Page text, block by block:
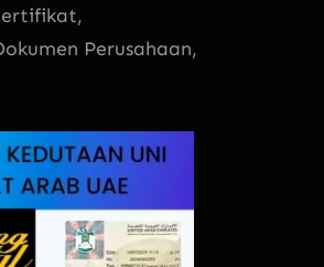
Perusahaan,